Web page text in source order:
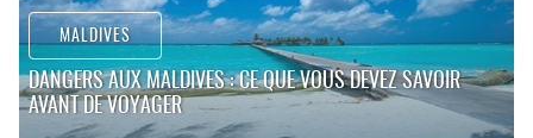
MALDIVES
DANGERS AUX MALDIVES : CE QUE VOUS DEVEZ SAVOIR
AVANT DE VOYAGER